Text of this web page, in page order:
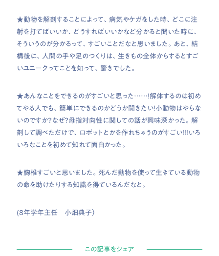
★動物を解剖することによって、病気やケガをした時、どこに注
射を打てばいいか、どうすればいいかなど分かると聞いた時に、
そういうのが分かるって、すごいことだなと思いました。あと、結
構後に、人間の手や足のつくりは、生きもの全体からするとすご
いユニークってことを知って、驚きでした。
★あんなことをできるのがすごいと思った……！解体するのは初め
てやる人でも、簡単にできるのかどうか聞きたい！小動物はやらな
いのですか？なぜ？母指対向性に関しての話が興味深かった。解
剖して調べただけで、ロボットとかを作れちゃうのがすごい！！！いろ
いろなことを初めて知れて面白かった。
★胸椎すごいと思いました。死んだ動物を使って生きている動物
の命を助けたりする知識を得ているんだなと。
(8年学年主任 小畑典子）
この記事をシェア